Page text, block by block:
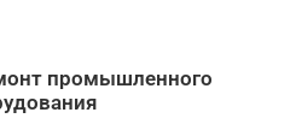
промышленного